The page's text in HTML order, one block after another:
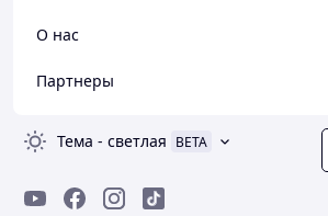
О нас
Партнеры
Тема - светлая BETA